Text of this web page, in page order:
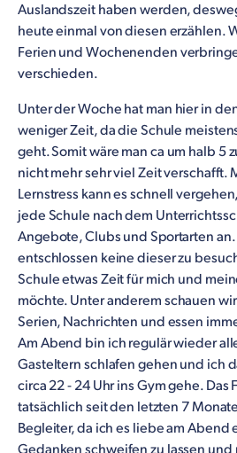
Auslandszeit haben werden,
heute einmal von diesen erzählen.
Ferien und Wochenenden
verschieden.
Unter der Woche hat man hier in
weniger Zeit, da die Schule
geht. Somit wäre man ca um halb 5
nicht mehr sehr viel Zeit verschafft.
Lernstress kann es schnell
jede Schule nach dem
Angebote, Clubs und Sportarten
entschlossen keine dieser zu
Schule etwas Zeit für mich und
möchte. Unter anderem schauen
Serien, Nachrichten und essen
Am Abend bin ich regulär wieder
Gasteltern schlafen gehen und ich
circa 22 - 24 Uhr ins Gym gehe. Das
tatsächlich seit den letzten 7
Begleiter, da ich es liebe am Abend